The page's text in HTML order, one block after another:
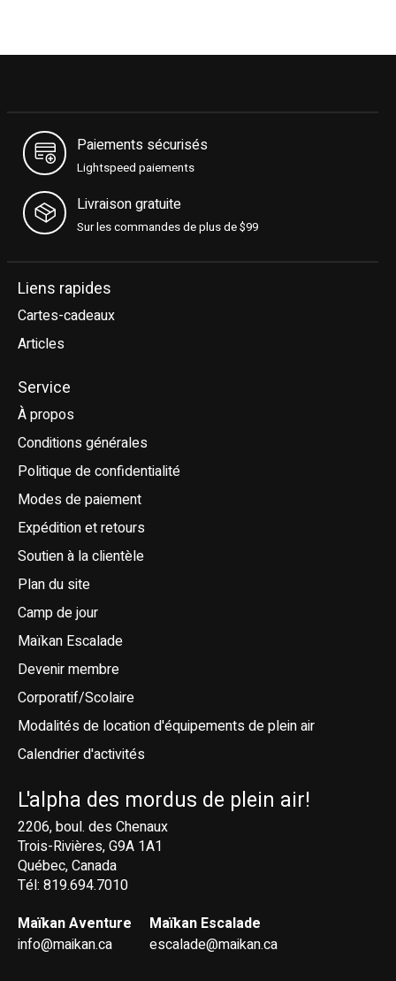
Paiements sécurisés
Lightspeed paiements
Livraison gratuite
Sur les commandes de plus de $99
Liens rapides
Cartes-cadeaux
Articles
Service
À propos
Conditions générales
Politique de confidentialité
Modes de paiement
Expédition et retours
Soutien à la clientèle
Plan du site
Camp de jour
Maïkan Escalade
Devenir membre
Corporatif/Scolaire
Modalités de location d'équipements de plein air
Calendrier d'activités
L'alpha des mordus de plein air!
2206, boul. des Chenaux
Trois-Rivières, G9A 1A1
Québec, Canada
Tél: 819.694.7010
Maïkan Aventure
info@maikan.ca
Maïkan Escalade
escalade@maikan.ca